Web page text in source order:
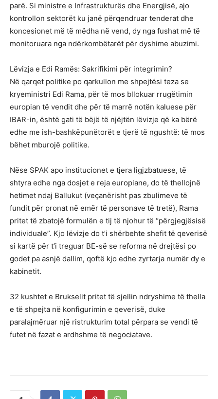
parë. Si ministre e Infrastrukturës dhe Energjisë, ajo
kontrollon sektorët ku janë përqendruar tenderat dhe
koncesionet më të mëdha në vend, dy nga fushat më të
monitoruara nga ndërkombëtarët për dyshime abuzimi.
Lëvizja e Edi Ramës: Sakrifikimi për integrimin?
Në qarqet politike po qarkullon me shpejtësi teza se
kryeministri Edi Rama, për të mos bllokuar rrugëtimin
europian të vendit dhe për të marrë notën kaluese për
IBAR-in, është gati të bëjë të njëjtën lëvizje që ka bërë
edhe me ish-bashkëpunëtorët e tjerë të ngushtë: të mos
bëhet mburojë politike.
Nëse SPAK apo institucionet e tjera ligjzbatuese, të
shtyra edhe nga dosjet e reja europiane, do të thellojnë
hetimet ndaj Ballukut (veçanërisht pas zbulimeve të
fundit për pronat në emër të personave të tretë), Rama
pritet të zbatojë formulën e tij të njohur të “përgjegjësisë
individuale”. Kjo lëvizje do t’i shërbehte shefit të qeverisë
si kartë për t’i treguar BE-së se reforma në drejtësi po
godet pa asnjë dallim, qoftë kjo edhe zyrtarja numër dy e
kabinetit.
32 kushtet e Brukselit pritet të sjellin ndryshime të thella
e të shpejta në konfigurimin e qeverisë, duke
paralajmëruar një ristrukturim total përpara se vendi të
futet në fazat e ardhshme të negociatave.